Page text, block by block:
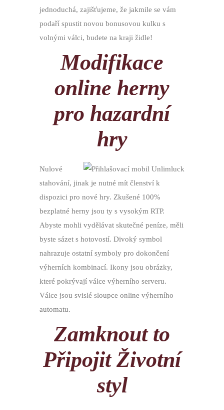
jednoduchá, zajišťujeme, že jakmile se vám
podaří spustit novou bonusovou kulku s
volnými válci, budete na kraji židle!
Modifikace
online herny
pro hazardní
hry
Nulové
stahování, jinak je nutné mít členství k
dispozici pro nové hry. Zkušené 100%
bezplatné herny jsou ty s vysokým RTP.
Abyste mohli vydělávat skutečné peníze, měli
byste sázet s hotovostí. Divoký symbol
nahrazuje ostatní symboly pro dokončení
výherních kombinací. Ikony jsou obrázky,
které pokrývají válce výherního serveru.
Válce jsou svislé sloupce online výherního
automatu.
Zamknout to
Připojit Životní
styl